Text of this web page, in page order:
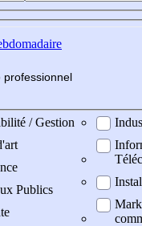
professionnel
/ Gestion
Publics